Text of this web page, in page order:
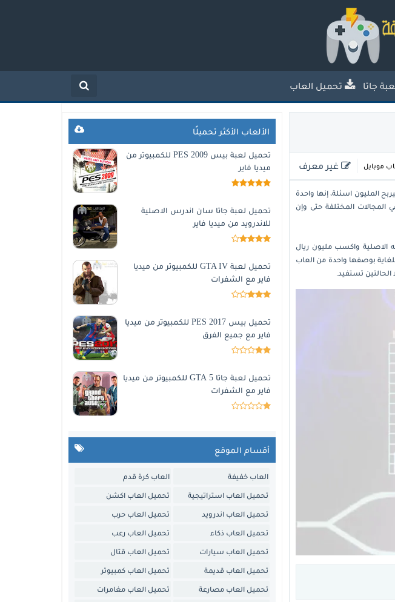
من ميديا
جاتا تحميل العاب
موبايل غير معرف
المليون اسئلة، إنها واحدة
المجالات المختلفة حتى وإن
الاصلية واكسب مليون ريال
بوصفها واحدة من العاب
تستفيد.
الألعاب الأكثر تحميلًا
تحميل لعبة بيس 2009 PES للكمبيوتر من
ميديا فاير
تحميل لعبة جاتا سان اندرس الاصلية
للاندرويد من ميديا فاير
تحميل لعبة GTA IV للكمبيوتر من ميديا
فاير مع الشفرات
تحميل بيس 2017 PES للكمبيوتر من ميديا
فاير مع جميع الفرق
تحميل لعبة جاتا 5 GTA للكمبيوتر من ميديا
فاير مع الشفرات
أقسام الموقع
العاب خفيفة العاب كرة قدم
تحميل العاب استراتيجية تحميل العاب اكشن
تحميل العاب اندرويد تحميل العاب حرب
تحميل العاب ذكاء تحميل العاب رعب
تحميل العاب سيارات تحميل العاب قتال
تحميل العاب قديمة تحميل العاب كمبيوتر
تحميل العاب مصارعة تحميل العاب مغامرات